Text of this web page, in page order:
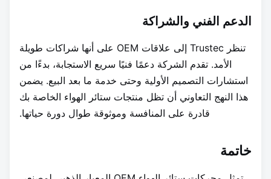
الدعم الفني والشراكة
تنظر Trustec إلى علاقات OEM على أنها شراكات طويلة
الأمد. تقدم الشركة دعمًا فنيًا سريع الاستجابة، بدءًا من
استشارات التصميم الأولية وحتى خدمة ما بعد البيع. يضمن
هذا النهج التعاوني أن تظل منتجات ستائر الهواء الخاصة بك
قادرة على المنافسة وموثوقة طوال دورة حياتها.
خاتمة